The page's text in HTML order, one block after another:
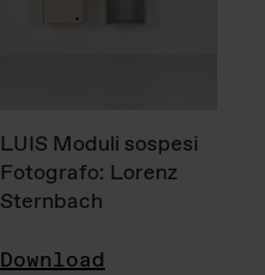
LUIS Moduli sospesi
Fotografo: Lorenz
Sternbach
Download